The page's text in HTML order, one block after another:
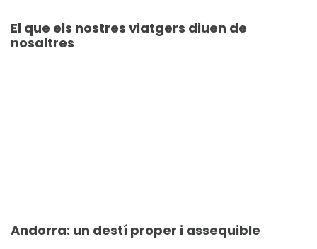
El que els nostres viatgers diuen de
nosaltres
Andorra: un destí proper i assequible